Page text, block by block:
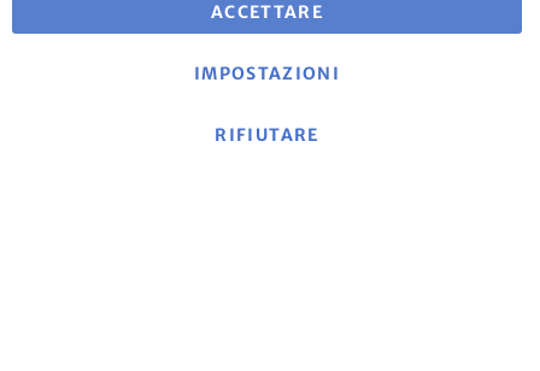
Informazioni su mse|Sito web di mse
ACCETTARE
IMPOSTAZIONI
RIFIUTARE